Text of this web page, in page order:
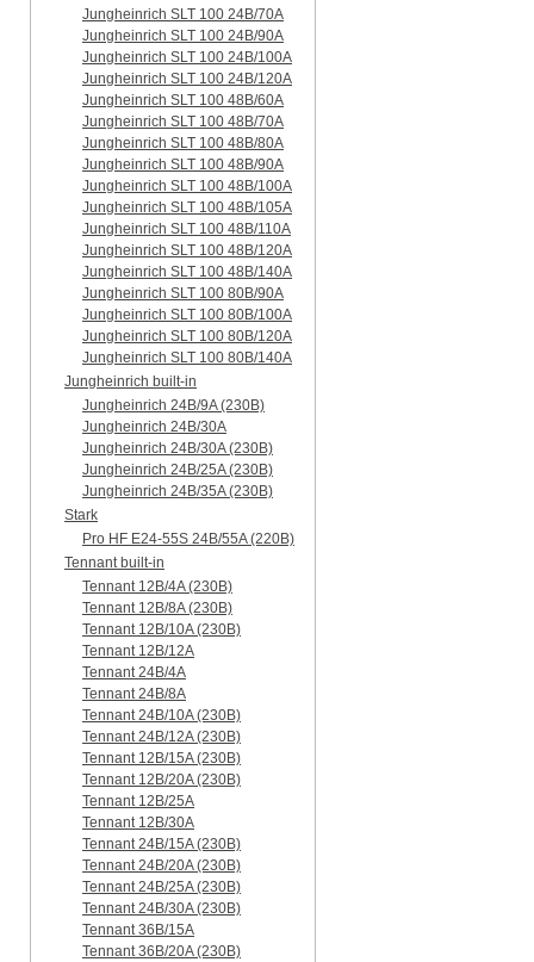
Jungheinrich SLT 100 24B/70A
Jungheinrich SLT 100 24B/90A
Jungheinrich SLT 100 24B/100A
Jungheinrich SLT 100 24B/120A
Jungheinrich SLT 100 48B/60A
Jungheinrich SLT 100 48B/70A
Jungheinrich SLT 100 48B/80A
Jungheinrich SLT 100 48B/90A
Jungheinrich SLT 100 48B/100A
Jungheinrich SLT 100 48B/105A
Jungheinrich SLT 100 48B/110A
Jungheinrich SLT 100 48B/120A
Jungheinrich SLT 100 48B/140A
Jungheinrich SLT 100 80B/90A
Jungheinrich SLT 100 80B/100A
Jungheinrich SLT 100 80B/120A
Jungheinrich SLT 100 80B/140A
Jungheinrich built-in
Jungheinrich 24B/9A (230B)
Jungheinrich 24B/30A
Jungheinrich 24B/30A (230B)
Jungheinrich 24B/25A (230B)
Jungheinrich 24B/35A (230B)
Stark
Pro HF E24-55S 24B/55A (220B)
Tennant built-in
Tennant 12B/4A (230B)
Tennant 12B/8A (230B)
Tennant 12B/10A (230B)
Tennant 12B/12A
Tennant 24B/4A
Tennant 24B/8A
Tennant 24B/10A (230B)
Tennant 24B/12A (230B)
Tennant 12B/15A (230B)
Tennant 12B/20A (230B)
Tennant 12B/25A
Tennant 12B/30A
Tennant 24B/15A (230B)
Tennant 24B/20A (230B)
Tennant 24B/25A (230B)
Tennant 24B/30A (230B)
Tennant 36B/15A
Tennant 36B/20A (230B)